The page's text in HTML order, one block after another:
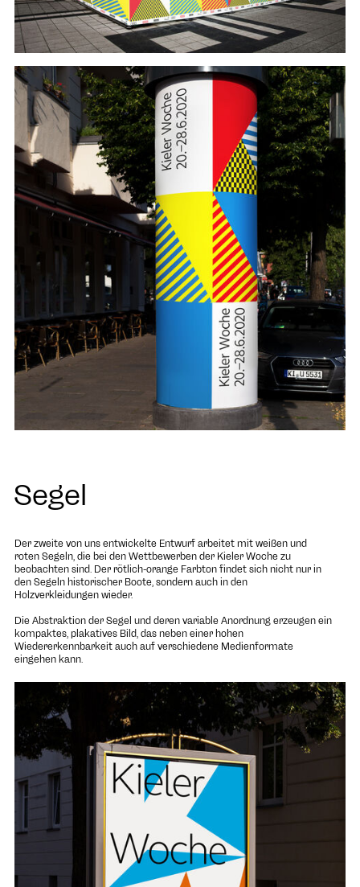
Segel
Der zweite von uns entwickelte Entwurf arbeitet mit weißen und
roten Segeln, die bei den Wettbewerben der Kieler Woche zu
beobachten sind. Der rötlich-orange Farbton findet sich nicht nur in
den Segeln historischer Boote, sondern auch in den
Holzverkleidungen wieder.
Die Abstraktion der Segel und deren variable Anordnung erzeugen ein
kompaktes, plakatives Bild, das neben einer hohen
Wiedererkennbarkeit auch auf verschiedene Medienformate
eingehen kann.